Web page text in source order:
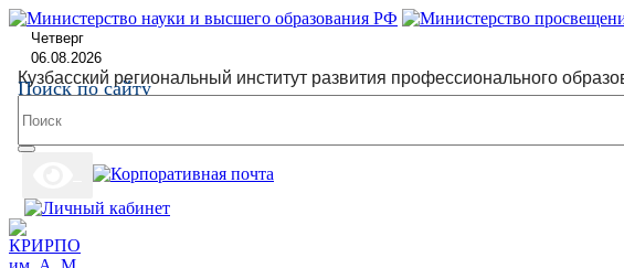
Четверг
06.08.2026
Кузбасский региональный институт развития профессионального
Поиск по сайту